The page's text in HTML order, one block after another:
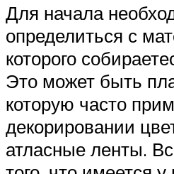
Для начала
определиться с
которого
Это может быть
которую часто
декорировании
атласные ленты.